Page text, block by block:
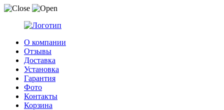
О компании
Отзывы
Доставка
Установка
Гарантия
Фото
Контакты
Корзина